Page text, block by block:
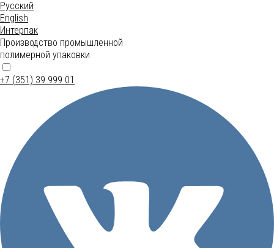
Русский
English
Интерпак
Производство промышленной
полимерной упаковки
+7 (351) 39 999 01